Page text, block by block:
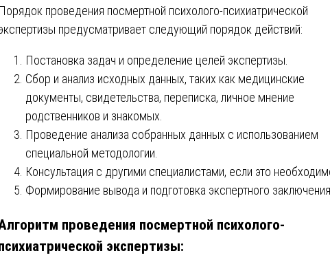
Порядок проведения посмертной психолого-психиатрической
предусматривает следующий порядок действий:
Постановка задач и определение целей экспертизы.
Сбор и анализ исходных данных, таких как медицинские
документы, свидетельства, переписка, личное мнение
родственников и знакомых.
Проведение анализа собранных данных с использованием
специальной методологии.
Консультация с другими специалистами, если это
Формирование вывода и подготовка экспертного
проведения посмертной психолого-
экспертизы: